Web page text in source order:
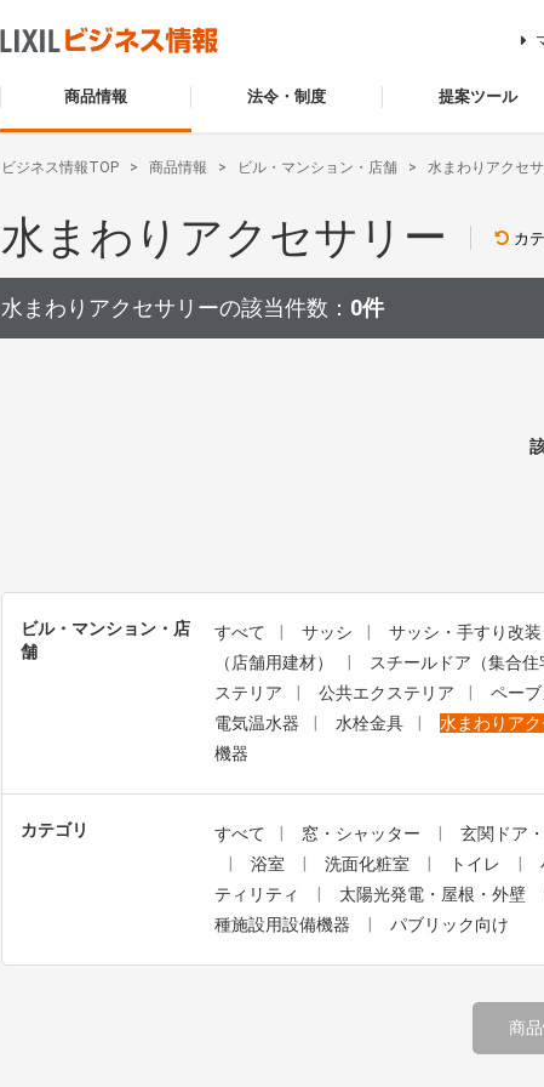
商品情報 法令・制度 提案ツール
ビジネス情報TOP 商品情報 ビル・マンション・店舗 水まわりアクセ
水まわりアクセサリー カ
水まわりアクセサリーの該当件数： 0件
ビル・マンション・店
舗
すべて サッシ サッシ・手すり改装
（店舗用建材）
スチールドア（集合住
ステリア
公共エクステリア ペーブ
電気温水器
水栓金具 水まわりア
機器
カテゴリ すべて 窓・シャッター 玄関ドア
浴室
洗面化粧室 トイレ
ティリティ
太陽光発電・屋根・外壁
種施設用設備機器
パブリック向け
商